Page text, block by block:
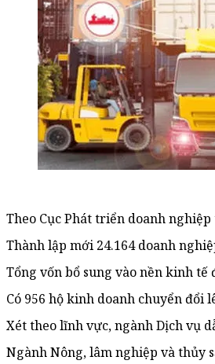
Theo Cục Phát triển doanh
Thành lập mới 24.164 doanh
Tổng vốn bổ sung vào nền kinh tế
Có 956 hộ kinh doanh chuyển đổi
Xét theo lĩnh vực, ngành Dịch vụ
Ngành Nông, lâm nghiệp và thủy